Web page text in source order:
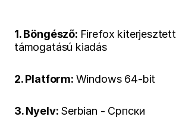
1. Böngésző: Firefox kiterjesztett
támogatású kiadás
2. Platform: Windows 64-bit
3. Nyelv: Serbian - Српски